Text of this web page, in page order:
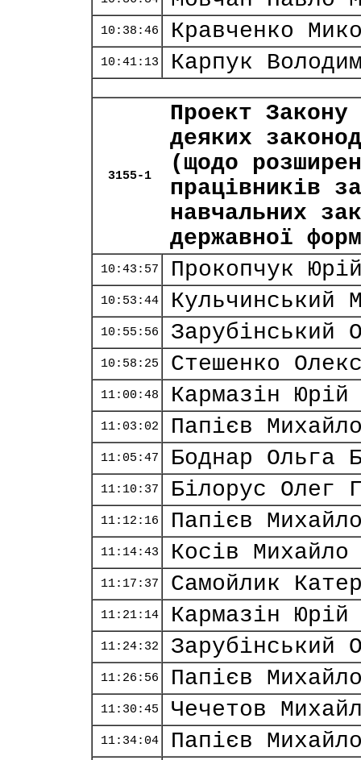
10:38:46 Кравченко
10:41:13 Карпук
3155-1
Проект
деяких
(щодо
працівників
навчальних
державної
10:43:57 Прокопчук
10:53:44 Кульчинський
10:55:56 Зарубінський
10:58:25 Стешенко
11:00:48 Кармазін Юрій
11:03:02 Папієв
11:05:47 Боднар Ольга
11:10:37 Білорус Олег
11:12:16 Папієв
11:14:43 Косів Михайло
11:17:37 Самойлик
11:21:14 Кармазін Юрій
11:24:32 Зарубінський
11:26:56 Папієв
11:30:45 Чечетов
11:34:04 Папієв